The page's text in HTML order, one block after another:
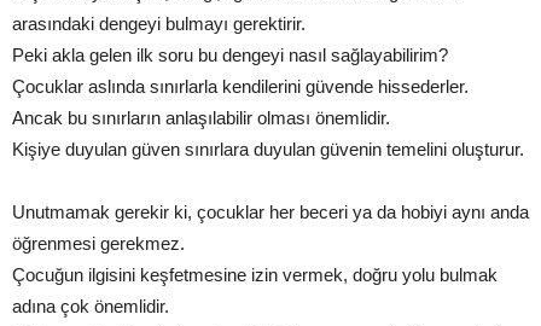
arasındaki dengeyi bulmayı gerektirir.
Peki akla gelen ilk soru bu dengeyi nasıl sağlayabilirim?
Çocuklar aslında sınırlarla kendilerini güvende hissederler.
Ancak bu sınırların anlaşılabilir olması önemlidir.
Kişiye duyulan güven sınırlara duyulan güvenin temelini oluşturur.
Unutmamak gerekir ki, çocuklar her beceri ya da hobiyi aynı anda
öğrenmesi gerekmez.
Çocuğun ilgisini keşfetmesine izin vermek, doğru yolu bulmak
adına çok önemlidir.